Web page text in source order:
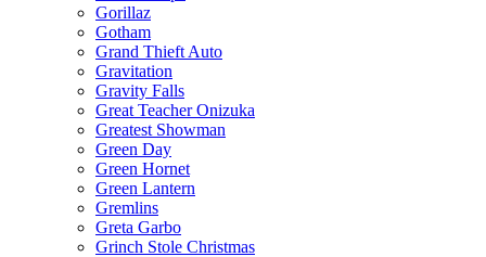
Gorillaz
Gotham
Grand Thieft Auto
Gravitation
Gravity Falls
Great Teacher Onizuka
Greatest Showman
Green Day
Green Hornet
Green Lantern
Gremlins
Greta Garbo
Grinch Stole Christmas